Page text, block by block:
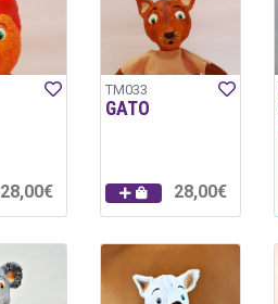
28,00€
TM033
GATO
28,00€